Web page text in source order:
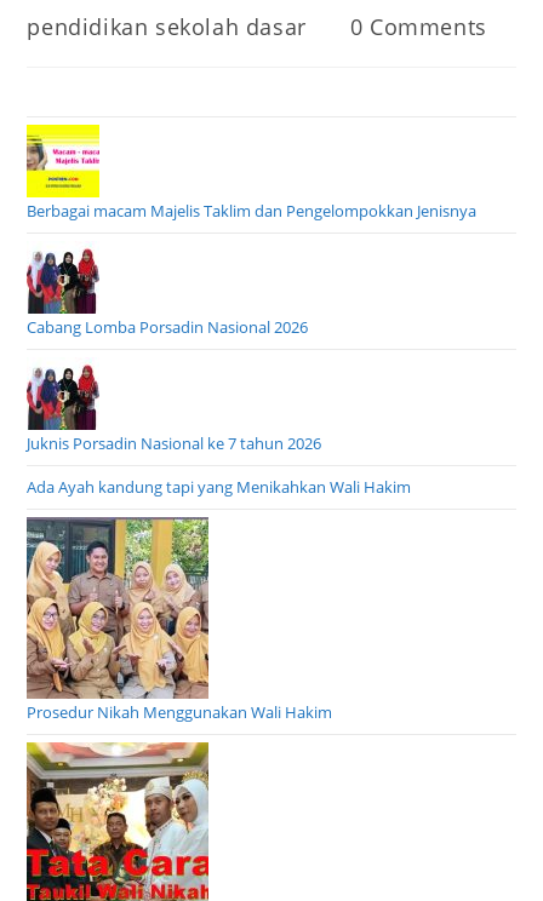
Post
category:
pendidikan sekolah dasar
Post
0 Comments
Berbagai macam Majelis Taklim dan Pengelompokkan Jenisnya
Cabang Lomba Porsadin Nasional 2026
Juknis Porsadin Nasional ke 7 tahun 2026
Ada Ayah kandung tapi yang Menikahkan Wali Hakim
Prosedur Nikah Menggunakan Wali Hakim